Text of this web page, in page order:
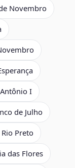
Novembro
I
de Julho
Preto
das Flores